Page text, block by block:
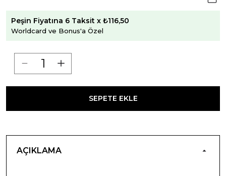
Peşin Fiyatına 6 Taksit x ₺116,50
Worldcard ve Bonus'a Özel
SEPETE EKLE
AÇIKLAMA